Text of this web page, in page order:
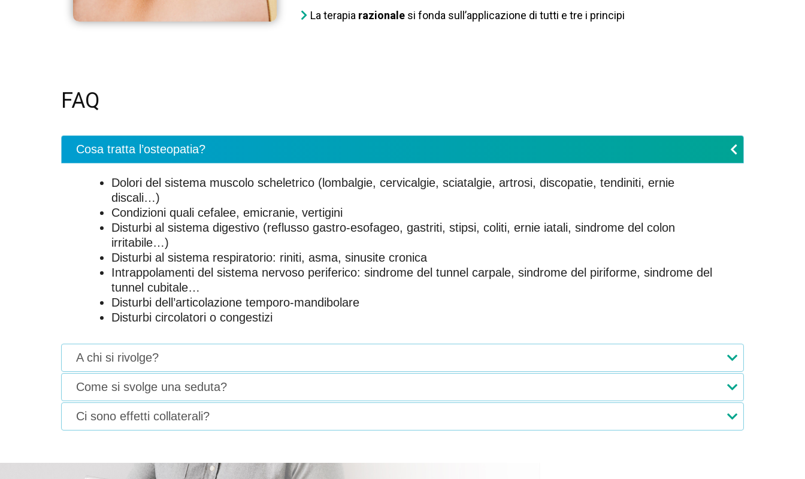
La terapia razionale si fonda sull’applicazione di tutti e tre i principi
FAQ
Cosa tratta l’osteopatia?
Dolori del sistema muscolo scheletrico (lombalgie, cervicalgie, sciatalgie, artrosi, discopatie, tendiniti, ernie
discali…)
Condizioni quali cefalee, emicranie, vertigini
Disturbi al sistema digestivo (reflusso gastro-esofageo, gastriti, stipsi, coliti, ernie iatali, sindrome del colon
irritabile…)
Disturbi al sistema respiratorio: riniti, asma, sinusite cronica
Intrappolamenti del sistema nervoso periferico: sindrome del tunnel carpale, sindrome del piriforme, sindrome del
tunnel cubitale…
Disturbi dell’articolazione temporo-mandibolare
Disturbi circolatori o congestizi
A chi si rivolge?
Come si svolge una seduta?
Ci sono effetti collaterali?